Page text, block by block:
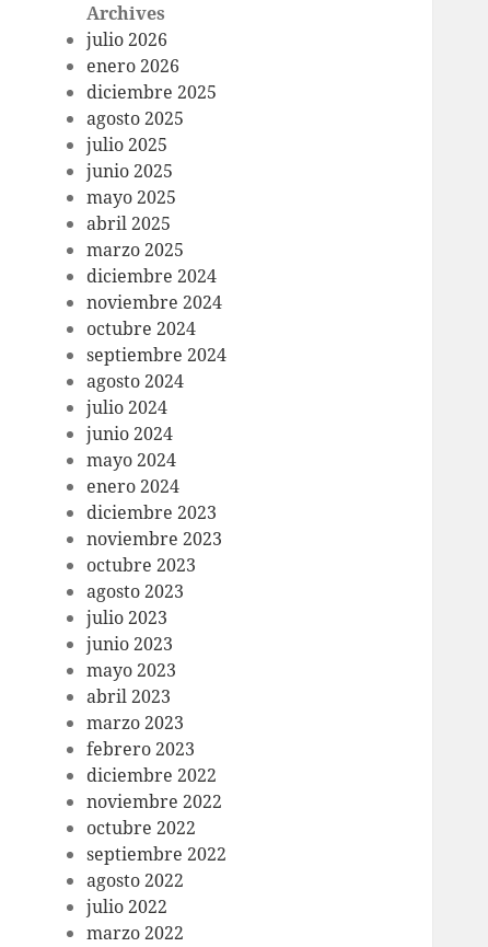
Archives
julio 2026
enero 2026
diciembre 2025
agosto 2025
julio 2025
junio 2025
mayo 2025
abril 2025
marzo 2025
diciembre 2024
noviembre 2024
octubre 2024
septiembre 2024
agosto 2024
julio 2024
junio 2024
mayo 2024
enero 2024
diciembre 2023
noviembre 2023
octubre 2023
agosto 2023
julio 2023
junio 2023
mayo 2023
abril 2023
marzo 2023
febrero 2023
diciembre 2022
noviembre 2022
octubre 2022
septiembre 2022
agosto 2022
julio 2022
marzo 2022